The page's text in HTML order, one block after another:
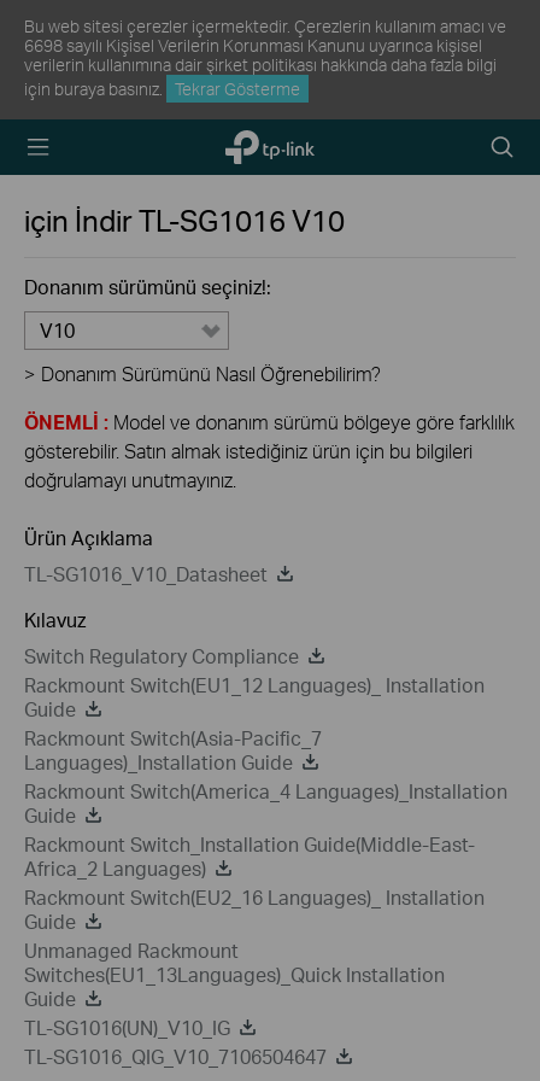
Bu web sitesi çerezler içermektedir. Çerezlerin kullanım amacı ve
6698 sayılı Kişisel Verilerin Korunması Kanunu uyarınca kişisel
verilerin kullanımına dair şirket politikası hakkında daha fazla bilgi
için buraya basınız. Tekrar Gösterme
TP-Link,
Reliably
Arama
için İndirTL-SG1016V10
Donanım sürümünü seçiniz!:
V10
> Donanım Sürümünü Nasıl Öğrenebilirim?
ÖNEMLİ : Model ve donanım sürümü bölgeye göre farklılık
gösterebilir. Satın almak istediğiniz ürün için bu bilgileri
doğrulamayı unutmayınız.
Ürün Açıklama
TL-SG1016_V10_Datasheet
Kılavuz
Switch Regulatory Compliance
Rackmount Switch(EU1_12 Languages)_ Installation
Guide
Rackmount Switch(Asia-Pacific_7
Languages)_Installation Guide
Rackmount Switch(America_4 Languages)_Installation
Guide
Rackmount Switch_Installation Guide(Middle-East-
Africa_2 Languages)
Rackmount Switch(EU2_16 Languages)_ Installation
Guide
Unmanaged Rackmount
Switches(EU1_13Languages)_Quick Installation
Guide
TL-SG1016(UN)_V10_IG
TL-SG1016_QIG_V10_7106504647